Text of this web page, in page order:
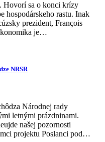
Hovorí sa o konci krízy
hospodárskeho rastu. Inak
prezident, François
je…
NRSR
Národnej rady
letnými prázdninami.
našej pozornosti
projektu Poslanci pod…